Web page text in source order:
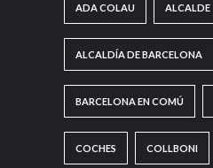
ADA COLAU ALCALDE
ALCALDÍA DE BARCELONA
BARCELONA EN COMÚ
COCHES COLLBONI